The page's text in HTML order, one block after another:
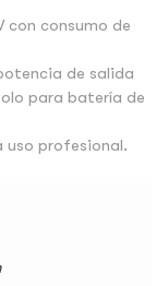
con consumo de
de salida
para batería de
uso profesional.